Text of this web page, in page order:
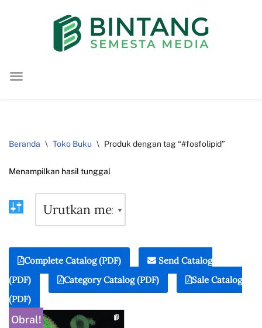
konten
Beranda \ Toko Buku \ Produk dengan tag “#fosfolipid”
Menampilkan hasil tunggal
Complete Catalog (PDF)
Send Catalog
(PDF)
Category Catalog (PDF)
Sale Catalog
(PDF)
Obral!